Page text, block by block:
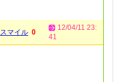
スマイル 0
12/04/11 23:
41